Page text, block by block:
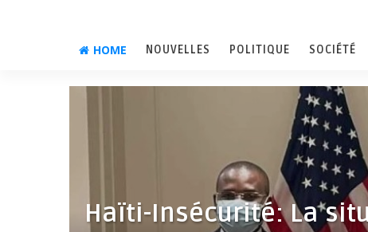
HOME NOUVELLES POLITIQUE SOCIÉTÉ
Haïti-Insécurité: La